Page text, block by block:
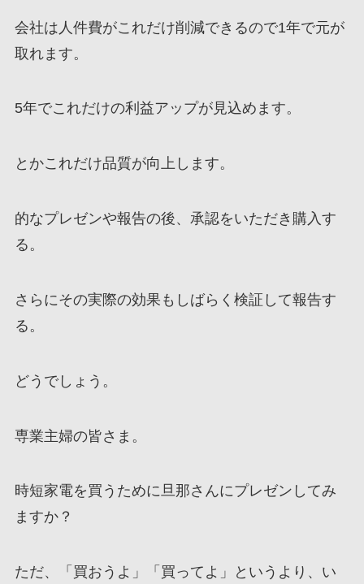
会社は人件費がこれだけ削減できるので1年で元が
取れます。
5年でこれだけの利益アップが見込めます。
とかこれだけ品質が向上します。
的なプレゼンや報告の後、承認をいただき購入す
る。
さらにその実際の効果もしばらく検証して報告す
る。
どうでしょう。
専業主婦の皆さま。
時短家電を買うために旦那さんにプレゼンしてみ
ますか？
ただ、「買おうよ」「買ってよ」というより、い